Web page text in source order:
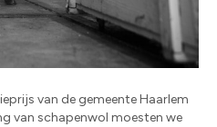
van de gemeente Haarlem
van schapenwol moesten we